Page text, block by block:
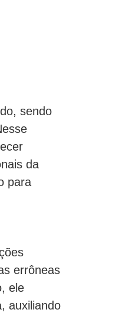
sendo
da
para
errôneas
ele
auxiliando